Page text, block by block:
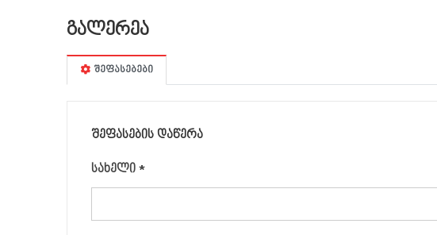
გალერეა
შეფასებები
ᲨᲔᲤᲐᲡᲔᲑᲘᲡ ᲓᲐᲬᲔᲠᲐ
სახელი*